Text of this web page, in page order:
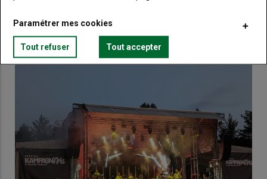
VOUS AIMEREZ AUSSI
Paramétrer mes cookies
Tout refuser Tout accepter